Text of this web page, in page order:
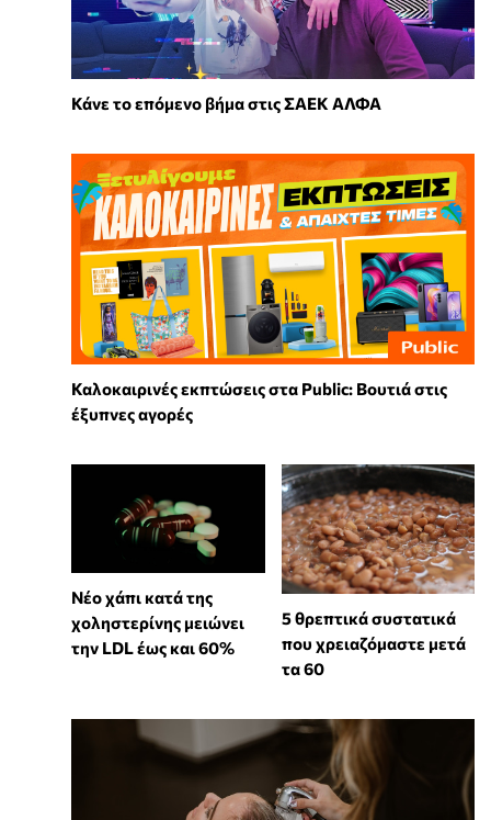
Κάνε το επόμενο βήμα στις ΣΑΕΚ ΑΛΦΑ
Καλοκαιρινές εκπτώσεις στα Public: Βουτιά στις
έξυπνες αγορές
Νέο χάπι κατά της
χοληστερίνης μειώνει
την LDL έως και 60%
5 θρεπτικά συστατικά
που χρειαζόμαστε μετά
τα 60